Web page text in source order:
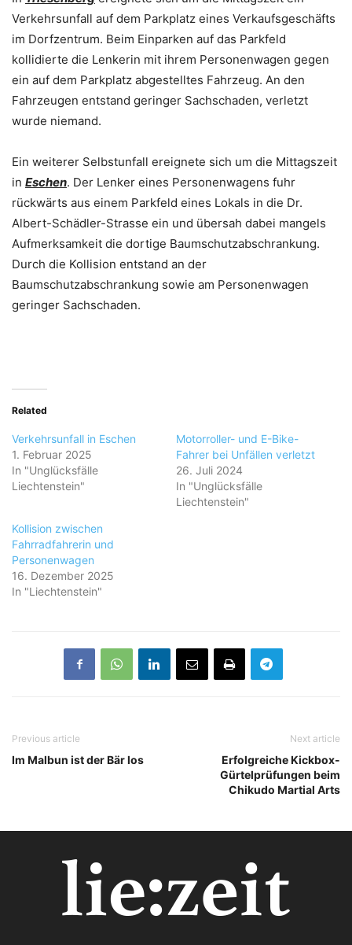
Verkehrsunfall auf dem Parkplatz eines Verkaufsgeschäfts
im Dorfzentrum. Beim Einparken auf das Parkfeld
kollidierte die Lenkerin mit ihrem Personenwagen gegen
ein auf dem Parkplatz abgestelltes Fahrzeug. An den
Fahrzeugen entstand geringer Sachschaden, verletzt
wurde niemand.
Ein weiterer Selbstunfall ereignete sich um die Mittagszeit
in Eschen. Der Lenker eines Personenwagens fuhr
rückwärts aus einem Parkfeld eines Lokals in die Dr.
Albert-Schädler-Strasse ein und übersah dabei mangels
Aufmerksamkeit die dortige Baumschutzabschrankung.
Durch die Kollision entstand an der
Baumschutzabschrankung sowie am Personenwagen
geringer Sachschaden.
Related
Verkehrsunfall in Eschen
1. Februar 2025
In "Unglücksfälle
Liechtenstein"
Motorroller- und E-Bike-
Fahrer bei Unfällen verletzt
26. Juli 2024
In "Unglücksfälle
Liechtenstein"
Kollision zwischen
Fahrradfahrerin und
Personenwagen
16. Dezember 2025
In "Liechtenstein"
Previous article
Im Malbun ist der Bär los
Next article
Erfolgreiche Kickbox-
Gürtelprüfungen beim
Chikudo Martial Arts